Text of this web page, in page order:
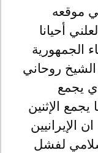
موقعه
أحيانا
الجمهورية
روحاني
يجمع
يجمع الإثنين
الإيرانيين
لفشل